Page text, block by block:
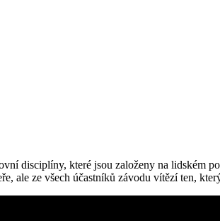
disciplíny, které jsou založeny na lidském
ale ze všech účastníků závodu vítězí ten,